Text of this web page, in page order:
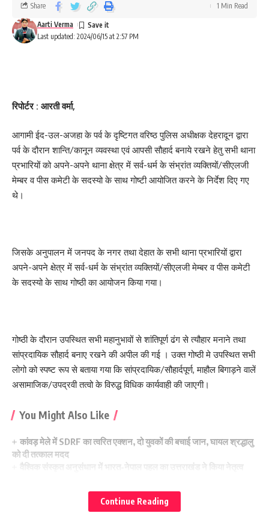
Last updated: 2024/06/15 at 2:57 PM
Aarti Verma
Share 1 Min Read
रिपोर्टर : आरती वर्मा,
आगामी ईद-उल-अजहा के पर्व के दृष्टिगत वरिष्ठ पुलिस अधीक्षक देहरादून द्वारा
पर्व के दौरान शान्ति/कानून व्यवस्था एवं आपसी सौहार्द बनाये रखने हेतु सभी थाना
प्रभारियों को अपने-अपने थाना क्षेत्र में सर्व-धर्म के संभ्रांत व्यक्तियों/सीएलजी
मेम्बर व पीस कमेटी के सदस्यो के साथ गोष्टी आयोजित करने के निर्देश दिए गए
थे।
जिसके अनुपालन में जनपद के नगर तथा देहात के सभी थाना प्रभारियों द्वारा
अपने-अपने क्षेत्र में सर्व-धर्म के संभ्रांत व्यक्तियों/सीएलजी मेम्बर व पीस कमेटी
के सदस्यो के साथ गोष्ठी का आयोजन किया गया।
गोष्ठी के दौरान उपस्थित सभी महानुभावों से शांतिपूर्ण ढंग से त्यौहार मनाने तथा
सांप्रदायिक सौहार्द बनाए रखने की अपील की गई । उक्त गोष्ठी मे उपस्थित सभी
लोगो को स्पष्ट रूप से बताया गया कि सांप्रदायिक/सौहार्दपूर्ण, माहौल बिगाड़ने वालें
असामाजिक/उपद्रवी तत्वो के विरुद्ध विधिक कार्यवाही की जाएगी।
You Might Also Like
कांवड़ मेले में SDRF का त्वरित एक्शन, दो युवकों की बचाई जान, घायल श्रद्धालु
को दी तत्काल मदद
वैश्विक संस्कृत अनुसंधान में भारत-नेपाल पहल का उत्तराखंड ने किया नेतृत्व
संगठन में वर्षों की मेहनत का मिलेगा सम्मान, डोईवाला से हूं मजबूत दावेदार-
Continue Reading